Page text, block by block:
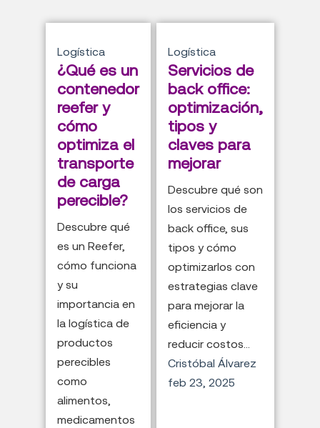
Logística
¿Qué es un
contenedor
reefer y
cómo
optimiza el
transporte
de carga
perecible?
Descubre qué
es un Reefer,
cómo funciona
y su
importancia en
la logística de
productos
perecibles
como
alimentos,
medicamentos
Logística
Servicios de
back office:
optimización,
tipos y
claves para
mejorar
Descubre qué son
los servicios de
back office, sus
tipos y cómo
optimizarlos con
estrategias clave
para mejorar la
eficiencia y
reducir costos...
Cristóbal Álvarez
feb 23, 2025